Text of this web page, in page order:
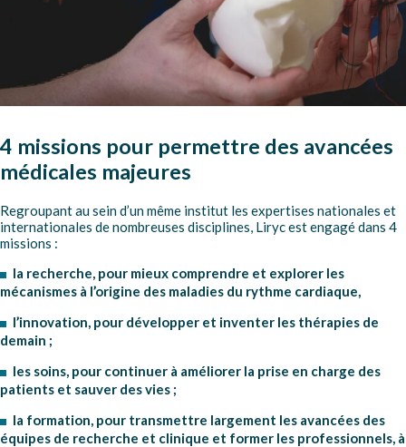
4 missions pour permettre des avancées
médicales majeures
Regroupant au sein d’un même institut les expertises nationales et
internationales de nombreuses disciplines, Liryc est engagé dans 4
missions :
la recherche, pour mieux comprendre et explorer les
mécanismes à l’origine des maladies du rythme cardiaque,
l’innovation, pour développer et inventer les thérapies de
demain ;
les soins, pour continuer à améliorer la prise en charge des
patients et sauver des vies ;
la formation, pour transmettre largement les avancées des
équipes de recherche et clinique et former les professionnels, à